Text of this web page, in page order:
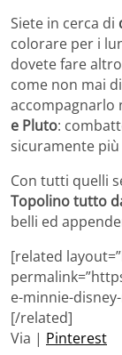
Siete in cerca di
colorare per i
dovete fare
come non mai
accompagnarlo
e Pluto:
sicuramente più
Con tutti quelli
Topolino tutto
belli ed
[related
e-minnie-
[/related]
Via | Pinterest